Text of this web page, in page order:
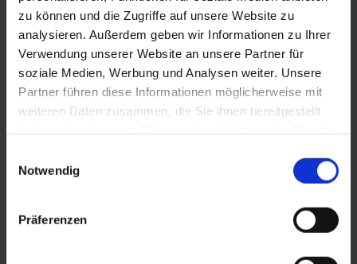
zu können und die Zugriffe auf unsere Website zu
analysieren. Außerdem geben wir Informationen zu Ihrer
Verwendung unserer Website an unsere Partner für
soziale Medien, Werbung und Analysen weiter. Unsere
Partner führen diese Informationen möglicherweise mit
weiteren Daten zusammen, die Sie ihnen bereitgestellt
Notwendig
Präferenzen
Meisterliche Salzburger Nockerl.